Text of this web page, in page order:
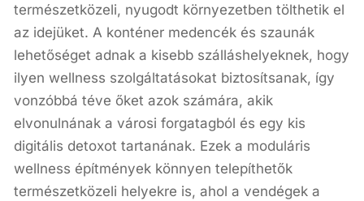
természetközeli, nyugodt környezetben tölthetik el
az idejüket. A konténer medencék és szaunák
lehetőséget adnak a kisebb szálláshelyeknek, hogy
ilyen wellness szolgáltatásokat biztosítsanak, így
vonzóbbá téve őket azok számára, akik
elvonulnának a városi forgatagból és egy kis
digitális detoxot tartanának. Ezek a moduláris
wellness építmények könnyen telepíthetők
természetközeli helyekre is, ahol a vendégek a